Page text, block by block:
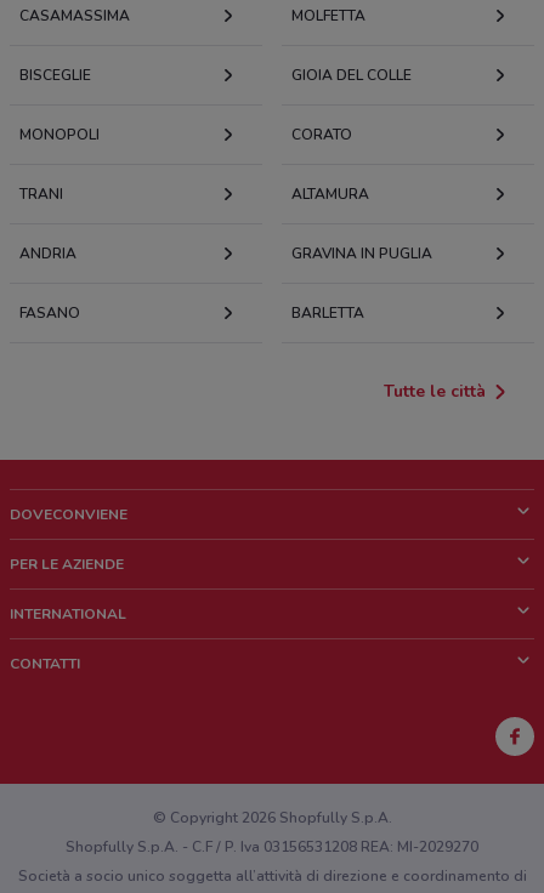
CASAMASSIMA MOLFETTA
BISCEGLIE GIOIA DEL COLLE
MONOPOLI CORATO
TRANI ALTAMURA
ANDRIA GRAVINA IN PUGLIA
FASANO BARLETTA
Tutte le città
DOVECONVIENE
Chi siamo
Lavora con noi
PER LE AZIENDE
Richieste commerciali e marketing
INTERNATIONAL
CONTATTI
Hai un malfunzionamento sul web o sull'app?
© Copyright 2026 Shopfully S.p.A.
Shopfully S.p.A. - C.F / P. Iva 03156531208 REA: MI-2029270
Società a socio unico soggetta all’attività di direzione e coordinamento di